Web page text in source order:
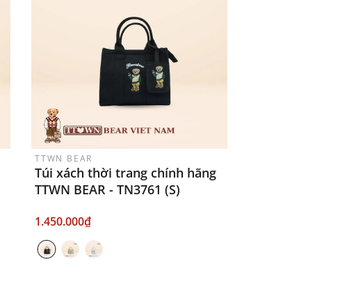
TTWN BEAR
Túi xách thời trang chính hãng
TTWN BEAR - TN3761 (S)
1.450.000₫